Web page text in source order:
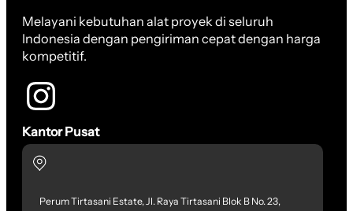
Melayani kebutuhan alat proyek di seluruh
Indonesia dengan pengiriman cepat dengan harga
kompetitif.
Kantor Pusat
Perum Tirtasani Estate, Jl. Raya Tirtasani Blok B No. 23,